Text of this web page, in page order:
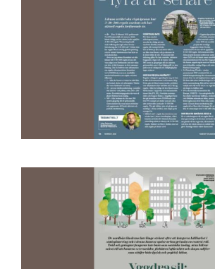
Om oss
Kontakt oss